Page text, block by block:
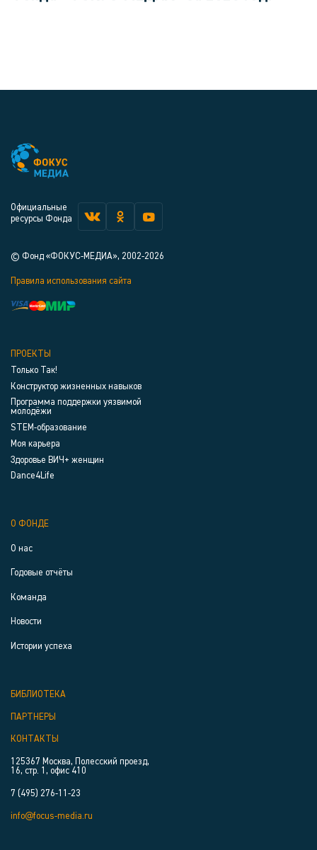
Официальные
ресурсы Фонда
© Фонд «ФОКУС-МЕДИА», 2002-2026
Правила использования сайта
ПРОЕКТЫ
Только Так!
Конструктор жизненных навыков
Программа поддержки уязвимой
молодёжи
STEM-образование
Моя карьера
Здоровье ВИЧ+ женщин
Dance4Life
О ФОНДЕ
О нас
Годовые отчёты
Команда
Новости
Истории успеха
БИБЛИОТЕКА
ПАРТНЕРЫ
КОНТАКТЫ
125367 Москва, Полесский проезд,
16, стр. 1, офис 410
7 (495) 276-11-23
info@focus-media.ru